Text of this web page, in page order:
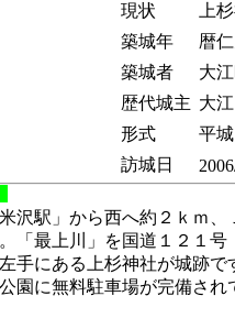
現状
上
築城年
暦
築城者
大
歴代城主 大
形式
平城
訪城日
沢駅」から西へ約２ｋｍ、
「最上川」を国道１２１号
手にある上杉神社が城跡で
園に無料駐車場が完備され